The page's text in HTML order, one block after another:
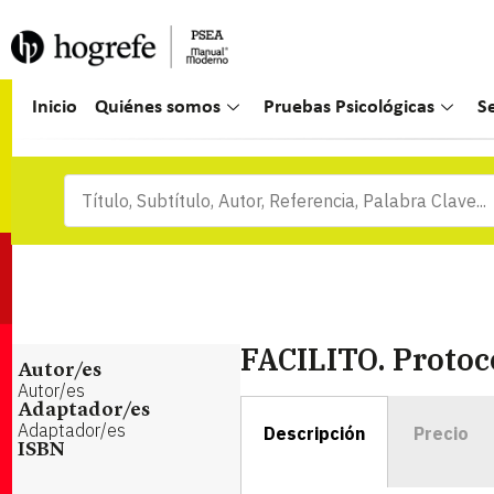
Inicio Quiénes somos Pruebas Psicológicas
Autor/es
Autor/es
Adaptador/es
Adaptador/es
ISBN
FACILITO.
Descripción Precio